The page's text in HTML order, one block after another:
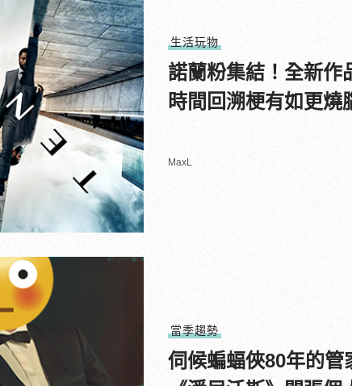
生活玩物
諾蘭粉集結！全新作
時間回溯梗有如更燒
MaxL
當季趨勢
伺候蝙蝠俠80年的